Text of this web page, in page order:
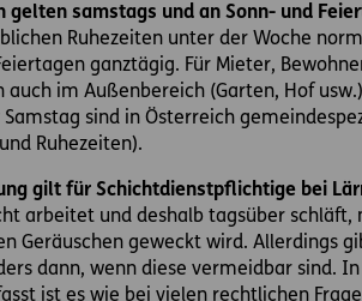
gelten samstags und an Sonn- und
Ruhezeiten unter der Woche
ganztägig. Für Mieter,
auch im Außenbereich (Garten, Hof
Samstag sind in Österreich
Ruhezeiten).
gilt für Schichtdienstpflichtige bei
arbeitet und deshalb tagsüber
Geräuschen geweckt wird. Allerdings
dann, wenn diese vermeidbar sind.
ist es wie bei vielen rechtlichen